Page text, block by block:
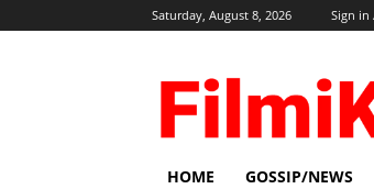
Saturday, August 8, 2026 Sign in
HOME GOSSIP/NEWS